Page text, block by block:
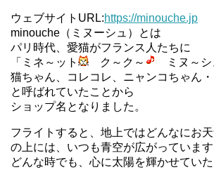
ウェブサイトURL:https://minouche.jp
minouche（ミヌーシュ）とは
パリ時代、愛猫がフランス人たちに
「ミネ～ット
ク～ク～ ミヌ～シ
猫ちゃん、コレコレ、ニャンコちゃん・
と呼ばれていたことから
ショップ名となりました。
フライトすると、地上ではどんなにお
の上には、いつも青空が広がっています
どんな時でも、心に太陽を輝かせていた